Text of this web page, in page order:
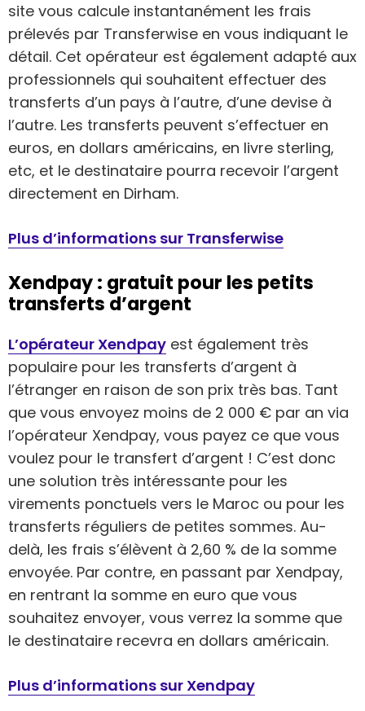
site vous calcule instantanément les frais
prélevés par Transferwise en vous indiquant le
détail. Cet opérateur est également adapté aux
professionnels qui souhaitent effectuer des
transferts d’un pays à l’autre, d’une devise à
l’autre. Les transferts peuvent s’effectuer en
euros, en dollars américains, en livre sterling,
etc, et le destinataire pourra recevoir l’argent
directement en Dirham.
Plus d’informations sur Transferwise
Xendpay : gratuit pour les petits
transferts d’argent
L’opérateur Xendpay est également très
populaire pour les transferts d’argent à
l’étranger en raison de son prix très bas. Tant
que vous envoyez moins de 2 000 € par an via
l’opérateur Xendpay, vous payez ce que vous
voulez pour le transfert d’argent ! C’est donc
une solution très intéressante pour les
virements ponctuels vers le Maroc ou pour les
transferts réguliers de petites sommes. Au-
delà, les frais s’élèvent à 2,60 % de la somme
envoyée. Par contre, en passant par Xendpay,
en rentrant la somme en euro que vous
souhaitez envoyer, vous verrez la somme que
le destinataire recevra en dollars américain.
Plus d’informations sur Xendpay